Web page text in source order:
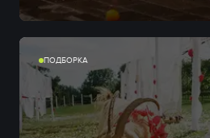
ПОДБОРКА